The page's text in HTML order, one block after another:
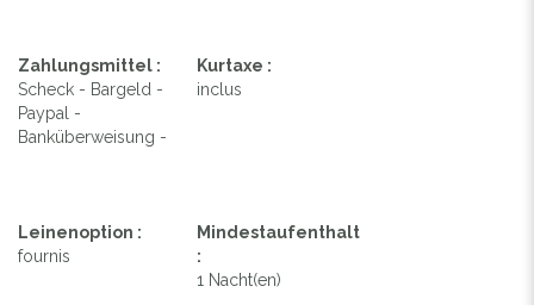
Zahlungsmittel :
Scheck - Bargeld -
Paypal -
Banküberweisung -
Kurtaxe :
inclus
Leinenoption :
fournis
Mindestaufenthalt
:
1 Nacht(en)